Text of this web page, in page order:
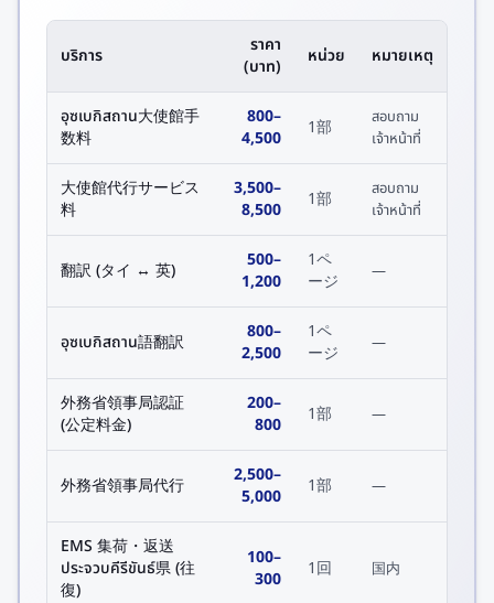
บริการ
ราคา
(บาท)
หน่วย หมายเหตุ
อุซเบกิสถาน大使館手
数料
800–
4,500
1部
สอบถาม
เจ้าหน้าที่
大使館代行サービス
料
3,500–
8,500
1部
สอบถาม
เจ้าหน้าที่
翻訳 (タイ ↔ 英) 500–
1,200
1ペ
ージ
—
อุซเบกิสถาน語翻訳 800–
2,500
1ペ
ージ
—
外務省領事局認証
(公定料金)
200–
800
1部 —
外務省領事局代行 2,500–
5,000
1部 —
EMS 集荷・返送
ประจวบคีรีขันธ์県 (往
復)
100–
300
1回 国内